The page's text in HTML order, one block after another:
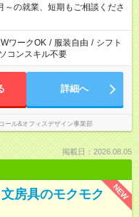
の就業、短期もご相談くださ
ワークOK / 服装自由 / シフト
コンスキル不要
詳細へ
ール&オフィスデザイン事業部
掲載日：2026.08.05
NEW
房具のモクモク